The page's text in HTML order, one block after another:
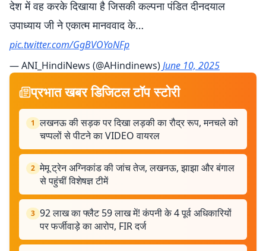
देश में वह करके दिखाया है जिसकी कल्पना पंडित दीनदयाल
उपाध्याय जी ने एकात्म मानववाद के…
pic.twitter.com/GgBVOYoNFp
— ANI_HindiNews (@AHindinews)June 10, 2025
प्रभात खबर डिजिटल टॉप स्टोरी
1 लखनऊ की सड़क पर दिखा लड़की का रौद्र रूप, मनचले को
चप्पलों से पीटने का VIDEO वायरल
2 मेमू ट्रेन अग्निकांड की जांच तेज, लखनऊ, झाझा और बंगाल
से पहुंचीं विशेषज्ञ टीमें
3 92 लाख का फ्लैट 59 लाख में! कंपनी के 4 पूर्व अधिकारियों
पर फर्जीवाड़े का आरोप, FIR दर्ज